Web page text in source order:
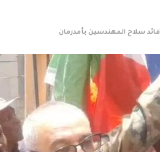
قائد سلاح المهندسين بأمدرمان